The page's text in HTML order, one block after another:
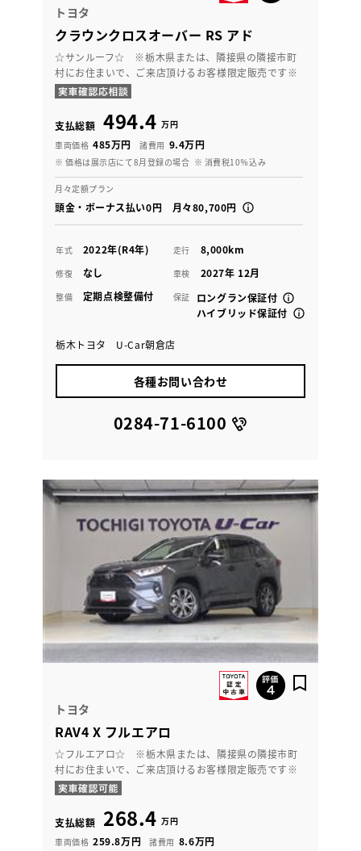
トヨタ
クラウンクロスオーバー RS アド
☆サンルーフ☆ ※栃木県または、隣接県の隣接市町
村にお住まいで、ご来店頂けるお客様限定販売です※
支払総額 494.4 万円
車両価格 485万円 諸費用 9.4万円
※ 価格は展示店にて8月登録の場合 ※ 消費税10％込み
月々定額プラン
頭金・ボーナス払い0円 月々80,700円
年式 2022年(R4年) 走行 8,000km
修復 なし 車検 2027年 12月
整備 定期点検整備付 保証
ロングラン保証付
ハイブリッド保証付
栃木トヨタ U-Car朝倉店
各種お問い合わせ
0284-71-6100
トヨタ
RAV4 X フルエアロ
☆フルエアロ☆ ※栃木県または、隣接県の隣接市町
村にお住まいで、ご来店頂けるお客様限定販売です※
支払総額 268.4 万円
車両価格 259.8万円 諸費用 8.6万円